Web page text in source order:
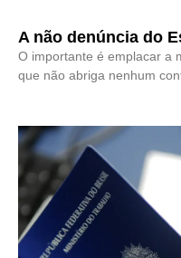
A não denúncia do
O importante é emplacar a
que não abriga nenhum